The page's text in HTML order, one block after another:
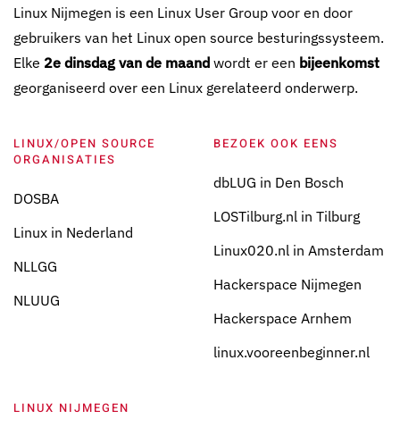
Linux Nijmegen is een Linux User Group voor en door
gebruikers van het Linux open source besturingssysteem.
Elke 2e dinsdag van de maand wordt er een bijeenkomst
georganiseerd over een Linux gerelateerd onderwerp.
LINUX/OPEN SOURCE
ORGANISATIES
DOSBA
Linux in Nederland
NLLGG
NLUUG
BEZOEK OOK EENS
dbLUG in Den Bosch
LOSTilburg.nl in Tilburg
Linux020.nl in Amsterdam
Hackerspace Nijmegen
Hackerspace Arnhem
linux.vooreenbeginner.nl
LINUX NIJMEGEN